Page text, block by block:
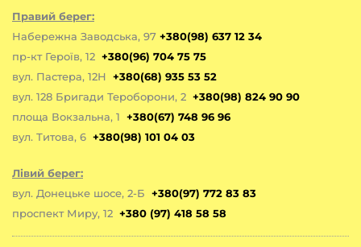
Правий берег:
Набережна Заводська, 97 +380(98) 637 12 34
пр-кт Героїв, 12 +380(96) 704 75 75
вул. Пастера, 12Н +380(68) 935 53 52
вул. 128 Бригади Тероборони, 2 +380(98) 824 90 90
площа Вокзальна, 1 +380(67) 748 96 96
вул. Титова, 6 +380(98) 101 04 03
Лівий берег:
вул. Донецьке шосе, 2-Б +380(97) 772 83 83
проспект Миру, 12 +380 (97) 418 58 58